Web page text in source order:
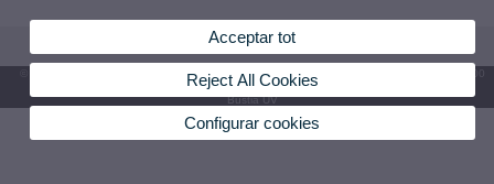
© 2026 UV. - Av. Blasco Ibáñez, 13. 46010 València. Espanya. Tel. UV: (+34) 963 86 41 00
Bústia UV
Acceptar tot
Reject All Cookies
Configurar cookies